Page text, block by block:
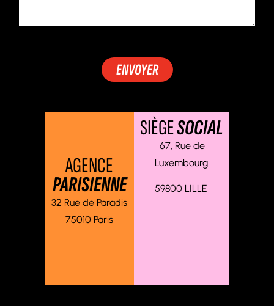
ENVOYER
AGENCE
PARISIENNE
32 Rue de Paradis
75010 Paris
SIÈGESOCIAL
67, Rue de
Luxembourg
59800 LILLE